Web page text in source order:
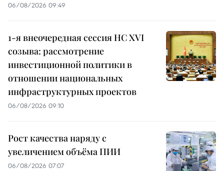
06/08/2026 09:49
1-я внеочередная сессия НС XVI
созыва: рассмотрение
инвестиционной политики в
отношении национальных
инфраструктурных проектов
06/08/2026 09:10
Рост качества наряду с
увеличением объёма ПИИ
06/08/2026 07:07